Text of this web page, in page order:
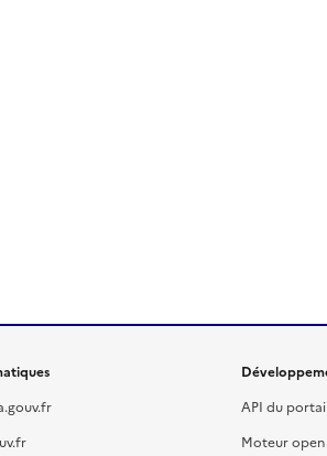
API du portail
Moteur open